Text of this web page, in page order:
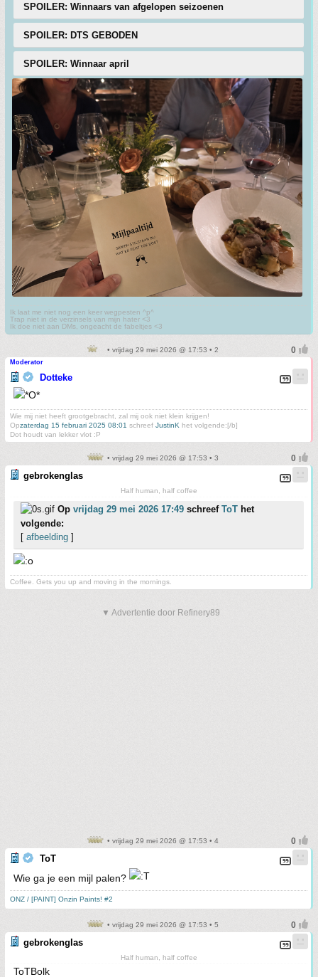
SPOILER: Winnaars van afgelopen seizoenen
SPOILER: DTS GEBODEN
SPOILER: Winnaar april
Ik laat me niet nog een keer wegpesten ^p^
Trap niet in de verzinsels van mijn hater <3
Ik doe niet aan DMs, ongeacht de fabeltjes <3
• vrijdag 29 mei 2026 @ 17:53 • 2
Moderator
Dotteke
Wie mij niet heeft grootgebracht, zal mij ook niet klein krijgen!
Opzaterdag 15 februari 2025 08:01 schreef JustinK het volgende:[/b]
Dot houdt van lekker vlot :P
• vrijdag 29 mei 2026 @ 17:53 • 3
gebrokenglas
Half human, half coffee
Op vrijdag 29 mei 2026 17:49 schreef ToT het
volgende:
[ afbeelding ]
Coffee. Gets you up and moving in the mornings.
▼ Advertentie door Refinery89
• vrijdag 29 mei 2026 @ 17:53 • 4
ToT
Wie ga je een mijl palen?
ONZ / [PAINT] Onzin Paints! #2
• vrijdag 29 mei 2026 @ 17:53 • 5
gebrokenglas
Half human, half coffee
ToTBolk